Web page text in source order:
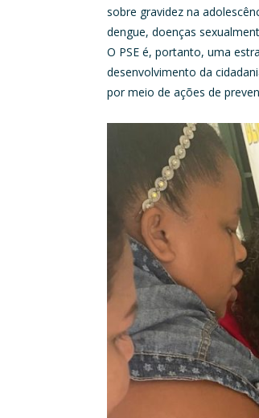
sobre gravidez na
dengue, doenças
O PSE é, portanto, uma
desenvolvimento da
por meio de ações de